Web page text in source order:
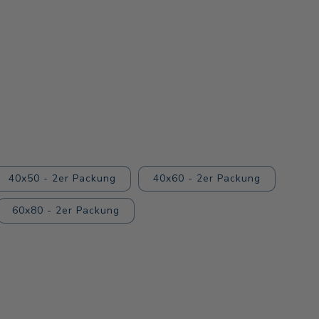
40x50 - 2er Packung 40x60 - 2er Packung
60x80 - 2er Packung